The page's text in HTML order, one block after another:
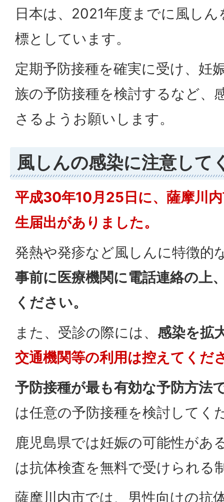
日本は、2021年度までに風し
標としています。
定期予防接種を確実に受け、妊
族の予防接種を検討するなど、
さるようお願いします。
風しんの感染に注意して
平成30年10月25日に、薩摩川
生届出がありました。
発熱や発疹など風しんに特徴的
事前に医療機関に電話連絡の上
ください。
また、受診の際には、 感染を拡
交通機関等の利用は控えてくだ
予防接種が最も有効な予防方法
は任意の予防接種を検討してく
鹿児島県では妊娠の可能性があ
は抗体検査を無料で受けられる
薩摩川内市では、男性向けの抗